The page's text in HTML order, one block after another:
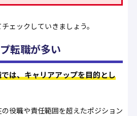
ェックしていきましょう。
転職が多い
は、キャリアアップを目的とし
役職や責任範囲を超えたポジション